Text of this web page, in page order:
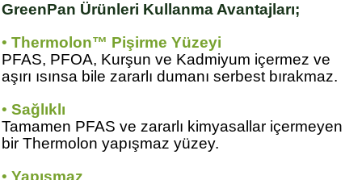
GreenPan Ürünleri Kullanma Avantajları;
• Thermolon™ Pişirme Yüzeyi
PFAS, PFOA, Kurşun ve Kadmiyum içermez ve
aşırı ısınsa bile zararlı dumanı serbest bırakmaz.
• Sağlıklı
Tamamen PFAS ve zararlı kimyasallar içermeyen
bir Thermolon yapışmaz yüzey.
• Yapışmaz